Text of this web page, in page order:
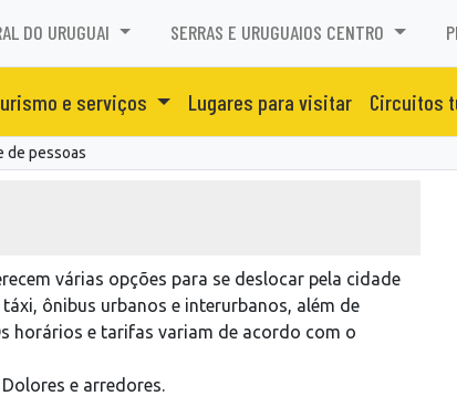
DO URUGUAI SERRAS E URUGUAIOS CENTRO
e serviços Lugares para visitar Circuitos
de pessoas
várias opções para se deslocar pela cidade
ônibus urbanos e interurbanos, além de
horários e tarifas variam de acordo com o
e arredores.